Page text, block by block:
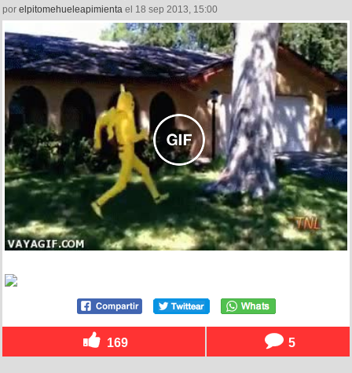
por elpitomehueleapimienta el 18 sep 2013, 15:00
169 5